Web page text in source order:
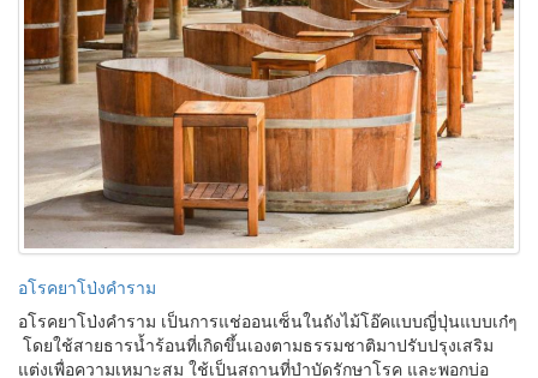
อโรคยาโป่งคำราม
อโรคยาโป่งคำราม เป็นการแช่ออนเซ็นในถังไม้โอ๊คแบบญี่ปุ่นแบบเก๋ๆ
โดยใช้สายธารน้ำร้อนที่เกิดขึ้นเองตามธรรมชาติมาปรับปรุงเสริม
แต่งเพื่อความเหมาะสม ใช้เป็นสถานที่บำบัดรักษาโรค และพอกบ่อ